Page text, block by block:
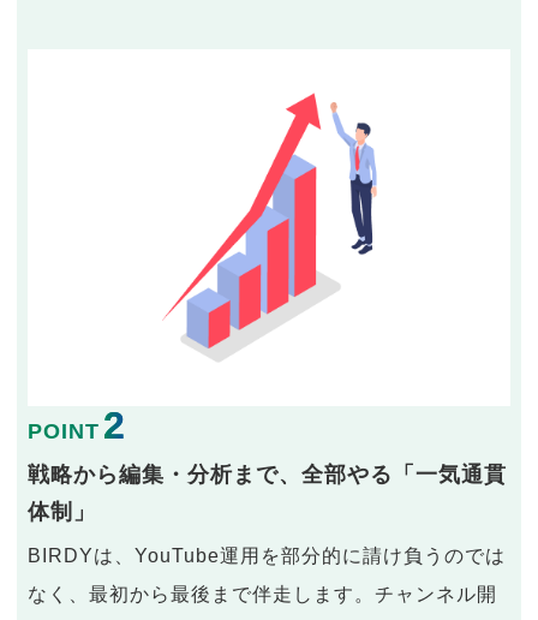
POINT 2
戦略から編集・分析まで、全部やる「一気通貫
体制」
BIRDYは、YouTube運用を部分的に請け負うのでは
なく、最初から最後まで伴走します。チャンネル開